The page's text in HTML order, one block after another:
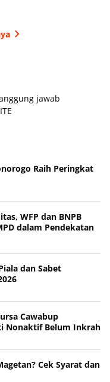
jawab
Raih Peringkat
WFP dan BNPB
dalam Pendekatan
dan Sabet
Cawabup
Nonaktif Belum Inkrah
Cek Syarat dan